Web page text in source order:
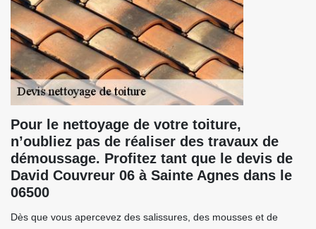
Pour le nettoyage de votre toiture,
n’oubliez pas de réaliser des travaux de
démoussage. Profitez tant que le devis de
David Couvreur 06 à Sainte Agnes dans le
06500
Dès que vous apercevez des salissures, des mousses et de